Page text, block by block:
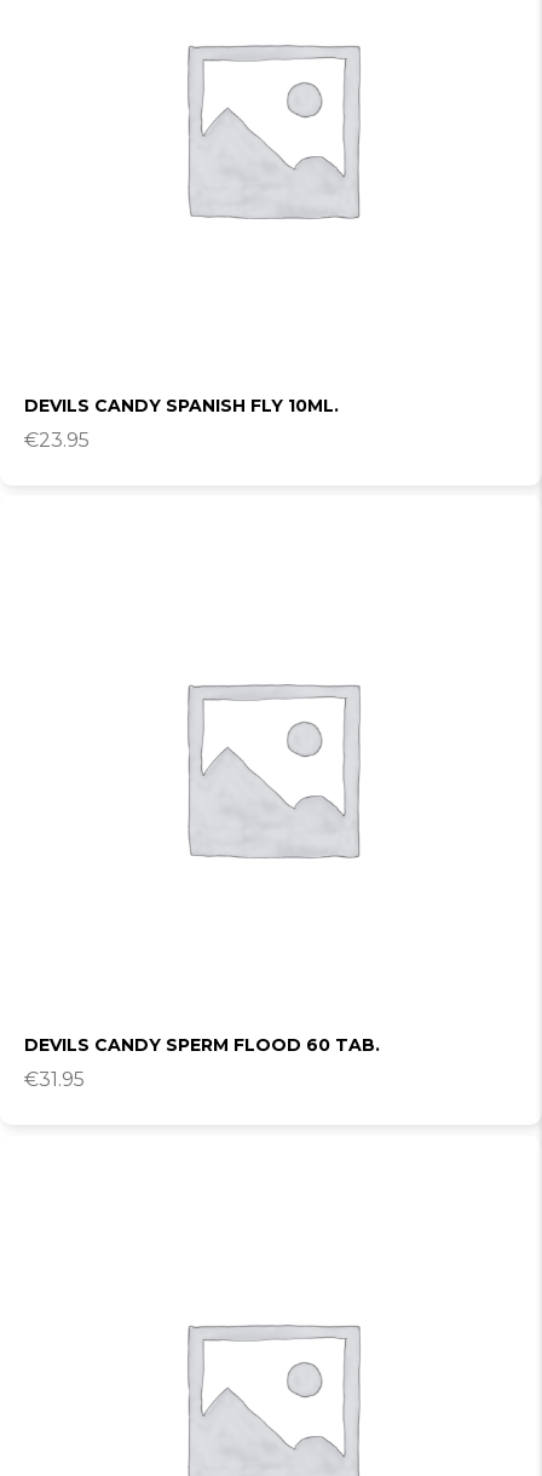
DEVILS CANDY SPANISH FLY 10ML.
€23.95
DEVILS CANDY SPERM FLOOD 60 TAB.
€31.95